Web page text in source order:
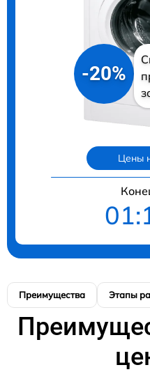
-20%
Цены
Преимущества Этапы